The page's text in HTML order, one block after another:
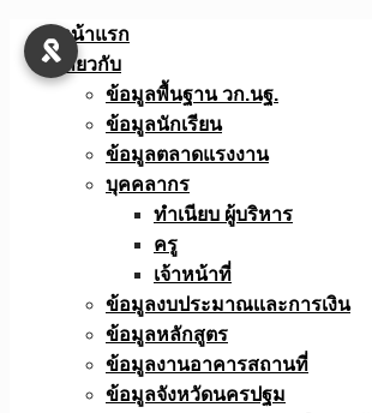
Skip
หน้าแรก
เกี่ยวกับ
ข้อมูลพื้นฐาน วก.นฐ.
ข้อมูลนักเรียน
ข้อมูลตลาดแรงงาน
บุคคลากร
ทำเนียบ ผู้บริหาร
ครู
เจ้าหน้าที่
ข้อมูลงบประมาณเเละการเงิน
ข้อมูลหลักสูตร
ข้อมูลงานอาคารสถานที่
ข้อมูลจังหวัดนครปฐม